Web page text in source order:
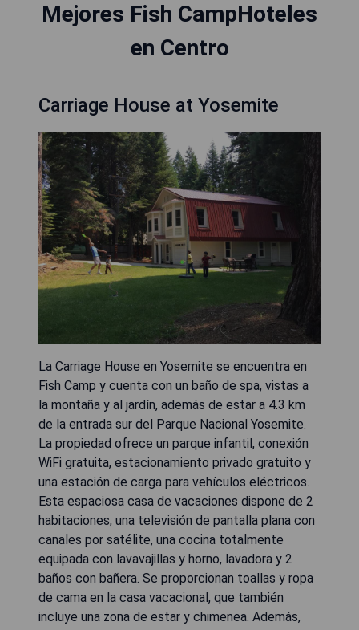
Mejores Fish CampHoteles
en Centro
Carriage House at Yosemite
La Carriage House en Yosemite se encuentra en
Fish Camp y cuenta con un baño de spa, vistas a
la montaña y al jardín, además de estar a 4.3 km
de la entrada sur del Parque Nacional Yosemite.
La propiedad ofrece un parque infantil, conexión
WiFi gratuita, estacionamiento privado gratuito y
una estación de carga para vehículos eléctricos.
Esta espaciosa casa de vacaciones dispone de 2
habitaciones, una televisión de pantalla plana con
canales por satélite, una cocina totalmente
equipada con lavavajillas y horno, lavadora y 2
baños con bañera. Se proporcionan toallas y ropa
de cama en la casa vacacional, que también
incluye una zona de estar y chimenea. Además,